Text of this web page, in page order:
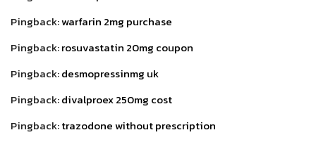
Pingback:warfarin 2mg purchase
Pingback:rosuvastatin 20mg coupon
Pingback:desmopressinmg uk
Pingback:divalproex 250mg cost
Pingback:trazodone without prescription